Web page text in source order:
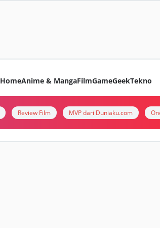
HomeAnime & MangaFilmGameGeekTekno
Review Film MVP dari Duniaku.com